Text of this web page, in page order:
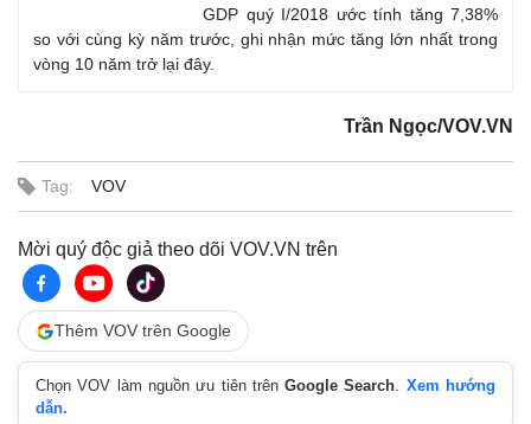
GDP quý I/2018 ước tính tăng 7,38%
so với cùng kỳ năm trước, ghi nhận mức tăng lớn nhất trong
vòng 10 năm trở lại đây.
Trần Ngọc/VOV.VN
Tag: VOV
Mời quý độc giả theo dõi VOV.VN trên
Thêm VOV trên Google
Chọn VOV làm nguồn ưu tiên trênGoogle Search. Xem hướng
dẫn.